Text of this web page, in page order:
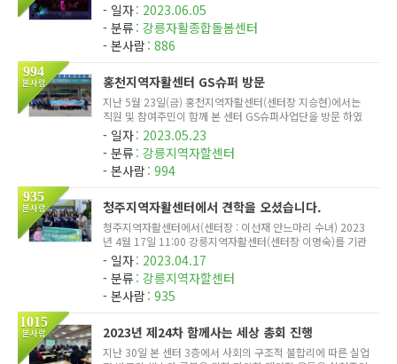
일자 2023.06.05
분류 강릉자활종합돌봄센터
본사람 886
994
본사람 홍천지역자활센터 GS슈퍼 방문
지난 5월 23일(금) 홍천지역자활센터(센터장 지승현)에서는
직원 및 참여주민이 함께 본 센터 GS슈퍼사업단을 방문 하였
다. 힐링과 견학을 위한 이번 행사에는 직원포함 총 67명이 참
여하였다. 이마트편의점을 운영중인 홍천지역자활센터에서는
슈퍼사업단의 ...
일자 2023.05.23
분류 강릉지역자할센터
본사람 994
935
본사람 청주지역자활센터에서 견학을 오셨습니다.
청주지역자활센터에서(센터장 : 이선재 안느마리 수녀) 2023
년 4월 17일 11:00 강릉지역자활센터(센터장 이명숙)를 기관
견학 하셨습니다. 간단한 사업소개 및 시설견학등을 진행하였
습니다. 견학 종료 후 단체촬영 청주지역자활센터에서 방문 기
념으로 사업단...
일자 2023.04.17
분류 강릉지역자할센터
본사람 935
1015
본사람 2023년 제24차 함께사는 세상 총회 진행
지난 30일 본 센터 3층에서 사회의 구조적 불합리에 따른 실업